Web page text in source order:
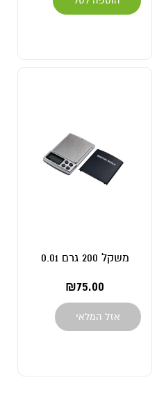
משקל 200 גרם 0.01
₪75.00
אזל המלאי